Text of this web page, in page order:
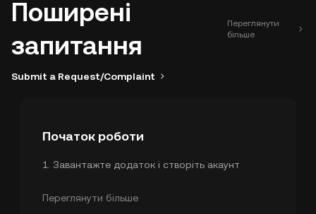
Поширені
запитання
Переглянути
більше
Submit a Request/Complaint
Початок роботи
1
Завантажте додаток і створіть акаунт
3
Налаштування безпеки
Переглянути більше